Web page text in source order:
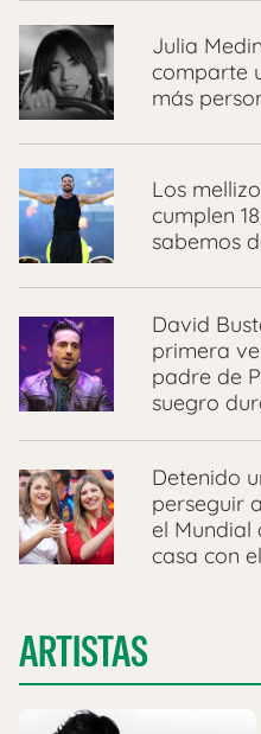
Julia
comparte
más
Los
cumplen
sabemos
David
primera
padre de
suegro
Detenido
perseguir
el Mundial
casa con
ARTISTAS